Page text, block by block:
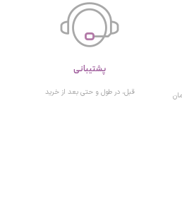
پشتیبانی
قبل، در طول و حتی بعد از خرید